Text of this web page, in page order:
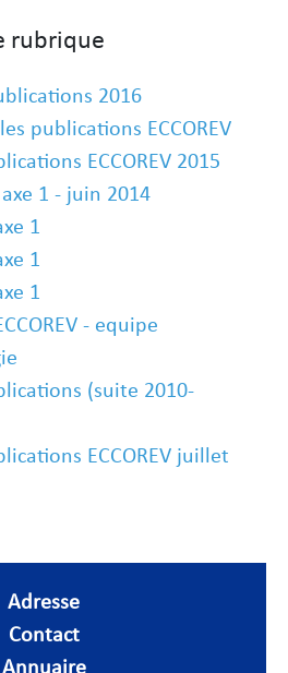
rubrique
2016
publications ECCOREV
ECCOREV 2015
1 - juin 2014
1
1
1
- equipe
(suite 2010-
ECCOREV juillet
Adresse
Contact
Annuaire